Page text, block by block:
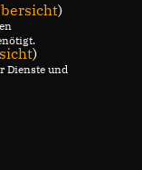
)
)
Dienste und